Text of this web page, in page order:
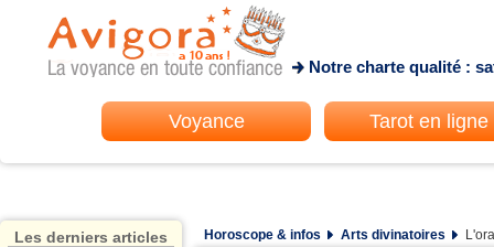
Notre charte qualité :
Voyance Tarot en ligne
Les derniers articles Horoscope & infos Arts divinatoires